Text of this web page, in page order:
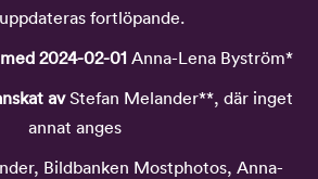
fortlöpande.
2024-02-01Anna-Lena Byström*
avStefan Melander**, där inget
annat anges
Bildbanken Mostphotos, Anna-